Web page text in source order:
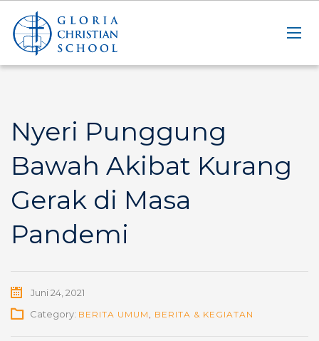
Nyeri Punggung
Bawah Akibat Kurang
Gerak di Masa
Pandemi
Juni 24, 2021
Category: BERITA UMUM, BERITA & KEGIATAN